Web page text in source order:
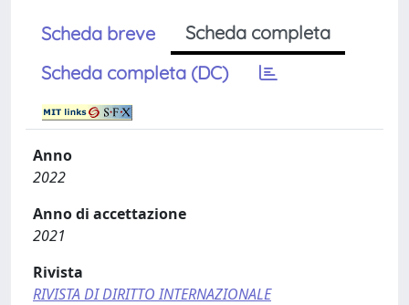
Scheda breve
Scheda completa
Scheda completa (DC)
Anno
2022
Anno di accettazione
2021
Rivista
RIVISTA DI DIRITTO INTERNAZIONALE